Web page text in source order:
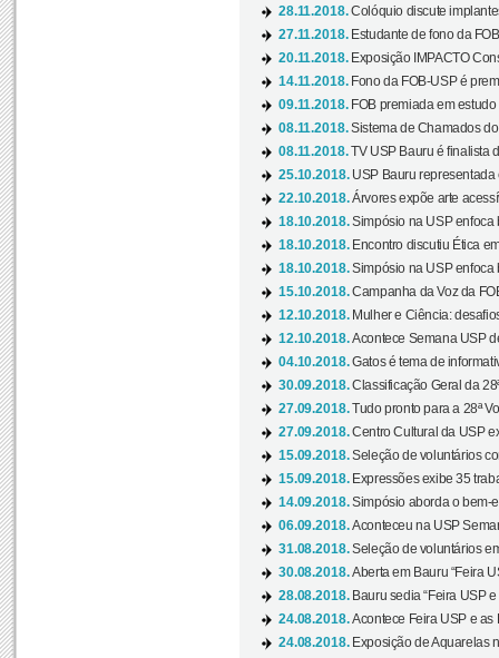
28.11.2018.Colóquio discute
27.11.2018. Estudante de fono da
20.11.2018. Exposição IMPACTO
14.11.2018. Fono da FOB-USP é
09.11.2018. FOB premiada em estudo
08.11.2018.Sistema de Chamados
08.11.2018.TV USP Bauru é finalista
25.10.2018. USP Bauru representada
22.10.2018.Árvores expõe arte
18.10.2018.Simpósio na USP enfoca
18.10.2018. Encontro discutiu Ética
18.10.2018.Simpósio na USP enfoca
15.10.2018.Campanha da Voz da
12.10.2018. Mulher e Ciência:
12.10.2018.Acontece Semana USP
04.10.2018.Gatos é tema de
30.09.2018.Classificação Geral da
27.09.2018.Tudo pronto para a 28ª
27.09.2018.Centro Cultural da USP
15.09.2018.Seleção de voluntários
15.09.2018. Expressões exibe 35
14.09.2018.Simpósio aborda o bem-
06.09.2018.Aconteceu na USP
31.08.2018.Seleção de voluntários
30.08.2018.Aberta em Bauru “Feira
28.08.2018. Bauru sedia “Feira USP
24.08.2018.Acontece Feira USP e as
24.08.2018. Exposição de Aquarelas